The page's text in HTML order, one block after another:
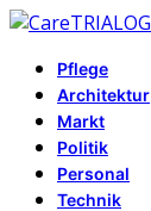
Pflege
Architektur
Markt
Politik
Personal
Technik